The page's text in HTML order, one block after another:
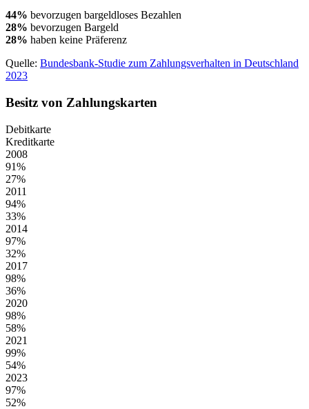
44% bevorzugen bargeldloses Bezahlen
28% bevorzugen Bargeld
28% haben keine Präferenz
Quelle: Bundesbank-Studie zum Zahlungsverhalten in Deutschland
2023
Besitz von Zahlungskarten
Debitkarte
Kreditkarte
2008
91%
27%
2011
94%
33%
2014
97%
32%
2017
98%
36%
2020
98%
58%
2021
99%
54%
2023
97%
52%